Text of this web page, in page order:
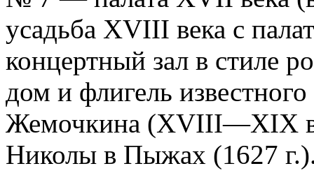
усадьба XVIII века с
концертный зал в
дом и флигель
Жемочкина (XVIII—XIX
Николы в Пыжах (1627